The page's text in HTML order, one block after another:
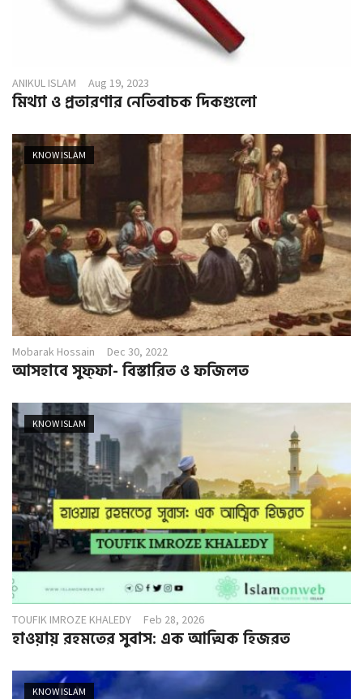
ANIKUL ISLAM Aug 19, 2023
মিথ্যা ও প্রতারণার নেতিবাচক দিকগুলো
KNOW ISLAM
Mobarak Hossain Dec 30, 2022
আসহাবে সুফ্ফা- বিস্তারিত ও ফজিলত
KNOW ISLAM
TOUFIK IMROZE KHALEDY Feb 28, 2026
হাওয়ায় রহমতের সুবাস: এক আত্মিক হিজরত
KNOW ISLAM